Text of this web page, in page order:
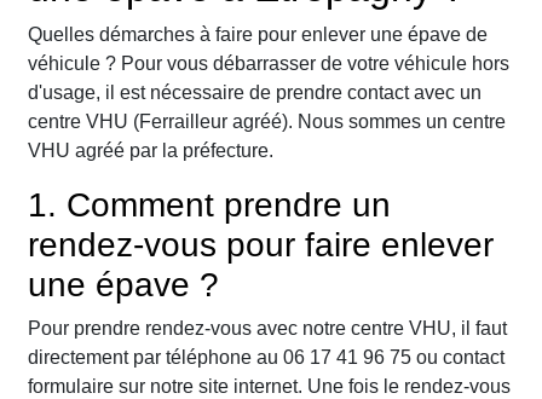
Quelles démarches à faire pour enlever une épave de
véhicule ? Pour vous débarrasser de votre véhicule hors
d'usage, il est nécessaire de prendre contact avec un
centre VHU (Ferrailleur agréé). Nous sommes un centre
VHU agréé par la préfecture.
1. Comment prendre un
rendez-vous pour faire enlever
une épave ?
Pour prendre rendez-vous avec notre centre VHU, il faut
directement par téléphone au 06 17 41 96 75 ou contact
formulaire sur notre site internet. Une fois le rendez-vous